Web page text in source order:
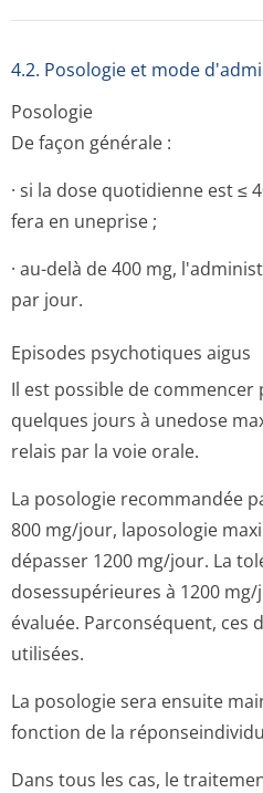
4.2. Posologie et mode
Posologie
De façon générale :
· si la dose quotidienne est ≤
fera en uneprise ;
· au-delà de 400 mg,
par jour.
Episodes psychotiques aigus
Il est possible de commencer
quelques jours à unedose
relais par la voie orale.
La posologie recommandée
800 mg/jour, laposologie
dépasser 1200 mg/jour. La
dosessupérieures à 1200
évaluée. Parconséquent, ces
utilisées.
La posologie sera ensuite
fonction de la
Dans tous les cas, le